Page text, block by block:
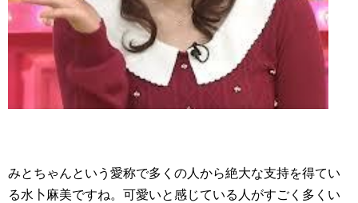
みとちゃんという愛称で多くの人から絶大な支持を得てい
る水卜麻美ですね。可愛いと感じている人がすごく多くい